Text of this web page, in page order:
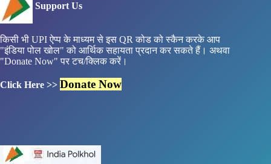
Support Us
किसी भी UPI ऐप्प के माध्यम से इस QR कोड को स्कैन करके आप
"इंडिया पोल खोल" को आर्थिक सहायता प्रदान कर सकते हैं। अथवा
"Donate Now" पर टच/क्लिक करें।
Click Here >> Donate Now